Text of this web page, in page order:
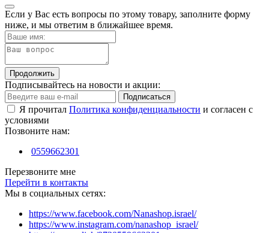
Если у Вас есть вопросы по этому товару, заполните форму
ниже, и мы ответим в ближайшее время.
Продолжить
Подписывайтесь на новости и акции:
Подписаться
Я прочитал Политика конфиденциальности и согласен с
условиями
Позвоните нам:
0559662301
Перезвоните мне
Перейти в контакты
Мы в социальных сетях:
https://www.facebook.com/Nanashop.israel/
https://www.instagram.com/nanashop_israel/